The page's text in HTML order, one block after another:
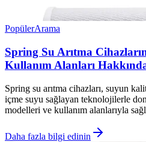
PopülerArama
Spring Su Arıtma
Kullanım Alanları
Spring su arıtma cihazları, suyun
içme suyu sağlayan teknolojilerle
modelleri ve kullanım alanlarıyla
Daha fazla bilgi edinin